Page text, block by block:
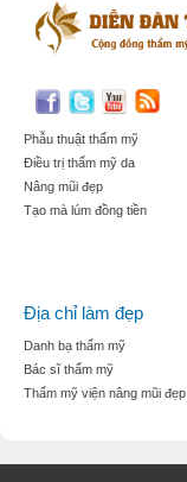
Phẫu thuật thẩm mỹ
Điều trị thẩm mỹ da
Nâng mũi đẹp
Tạo mà lúm đồng tiền
Địa chỉ làm đẹp
Danh bạ thẩm mỹ
Bác sĩ thẩm mỹ
Thẩm mỹ viện nâng mũi đẹp